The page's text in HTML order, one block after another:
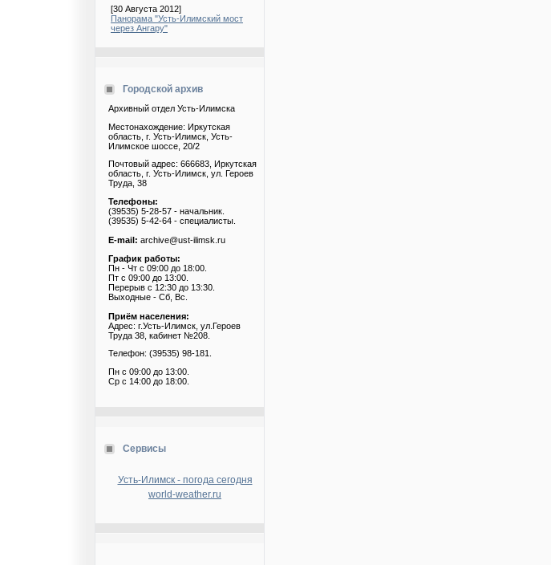
[30 Августа 2012]
Панорама "Усть-Илимский мост
через Ангару"
Городской архив
Архивный отдел Усть-Илимска
Местонахождение: Иркутская
область, г. Усть-Илимск, Усть-
Илимское шоссе, 20/2
Почтовый адрес: 666683, Иркутская
область, г. Усть-Илимск, ул. Героев
Труда, 38
Телефоны:
(39535) 5-28-57 - начальник.
(39535) 5-42-64 - специалисты.
E-mail: archive@ust-ilimsk.ru
График работы:
Пн - Чт с 09:00 до 18:00.
Пт с 09:00 до 13:00.
Перерыв с 12:30 до 13:30.
Выходные - Сб, Вс.
Приём населения:
Адрес: г.Усть-Илимск, ул.Героев
Труда 38, кабинет №208.
Телефон: (39535) 98-181.
Пн с 09:00 до 13:00.
Ср с 14:00 до 18:00.
Сервисы
Усть-Илимск - погода сегодня
world-weather.ru